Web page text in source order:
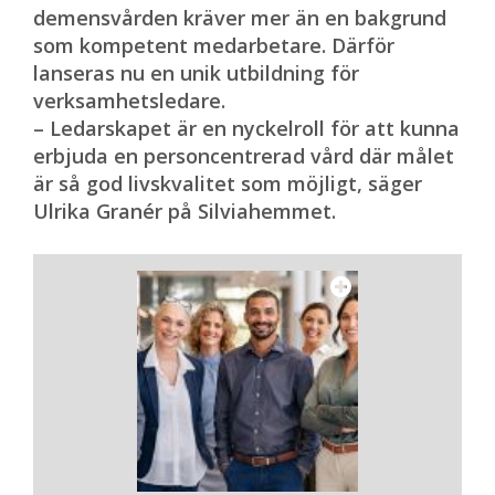
Den svenskutvecklade antikroppen
lecanemab kan bli det första nya
alzheimerläkemedlet i Sverige på drygt 20
år, om det får klartecken av europeiska
läkemedelsmyndigheten (EMA). Efter ett
eventuellt godkännande kommer sannolikt
att följa en rad villkor för förskrivningen.
– Det kan handla om krav på
magnetröntgenundersökning och tätare
uppföljningar med instrument som
bedömer kognition och funktionsförmåga.
Exakt vad det kommer att handla om vet vi
ju inte ännu men det är den typen av data
som kan registreras och följas upp i den
nya modulen, säger Maria Eriksdotter.
demensvården kräver mer än en bakgrund
som kompetent medarbetare. Därför
lanseras nu en unik utbildning för
verksamhetsledare.
– Ledarskapet är en nyckelroll för att kunna
erbjuda en personcentrerad vård där målet
är så god livskvalitet som möjligt, säger
Ulrika Granér på Silviahemmet.